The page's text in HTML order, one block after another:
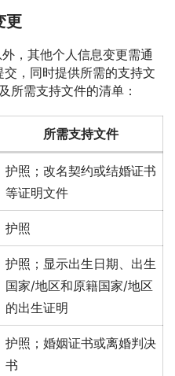
更
，其他个人信息变更需通
，同时提供所需的支持文
所需支持文件的清单：
所需支持文件
护照；改名契约或结婚证书
等证明文件
护照
护照；显示出生日期、出生
国家/地区和原籍国家/地区
的出生证明
护照；婚姻证书或离婚判决
书